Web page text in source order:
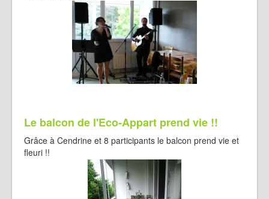
Le balcon de l'Eco-Appart prend vie !!
Grâce à Cendrine et 8 participants le balcon prend vie et
fleuri !!